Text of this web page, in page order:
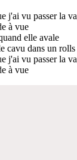
j'ai vu passer la
à vue
elle avale
cavu dans un rolls
j'ai vu passer la
à vue